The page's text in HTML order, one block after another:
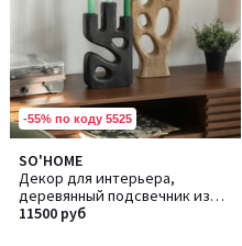
-55% по коду 5525
SO'HOME
Декор для интерьера,
деревянный подсвечник из
манго
11500 руб